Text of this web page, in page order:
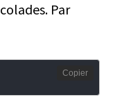
Par
Copier